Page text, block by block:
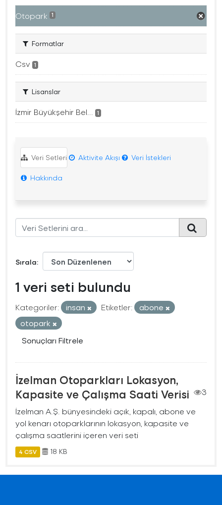
Otopark 1
Formatlar
Csv 1
Lisanslar
İzmir Büyükşehir Bel... 1
Veri Setleri Aktivite Akışı Veri İstekleri
Hakkında
Sırala
1 veri seti bulundu
Kategoriler: insan Etiketler:
abone
otopark
Sonuçları Filtrele
İzelman Otoparkları Lokasyon,
Kapasite ve Çalışma Saati Verisi
3
İzelman A.Ş. bünyesindeki açık, kapalı, abone ve
yol kenarı otoparklarının lokasyon, kapasite ve
çalışma saatlerini içeren veri seti
4 CSV 18 KB